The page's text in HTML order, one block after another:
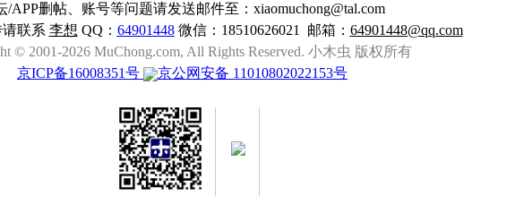
/APP删帖、账号等问题请发送邮件至：xiaomuchong@tal.com
联系 李想 QQ： 64901448微信：18510626021 邮箱： 64901448@qq.com
© 2001-2026 MuChong.com, All Rights Reserved. 小木虫 版权所有
京ICP备16008351号
京公网安备 11010802022153号